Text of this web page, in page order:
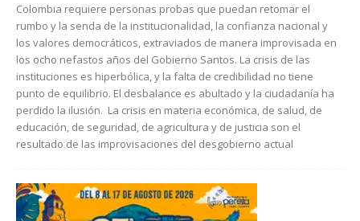
Colombia requiere personas probas que puedan retomar el
rumbo y la senda de la institucionalidad, la confianza nacional y
los valores democráticos, extraviados de manera improvisada en
los ocho nefastos años del Gobierno Santos. La crisis de las
instituciones es hiperbólica, y la falta de credibilidad no tiene
punto de equilibrio. El desbalance es abultado y la ciudadanía ha
perdido la ilusión. La crisis en materia económica, de salud, de
educación, de seguridad, de agricultura y de justicia son el
resultado de las improvisaciones del desgobierno actual